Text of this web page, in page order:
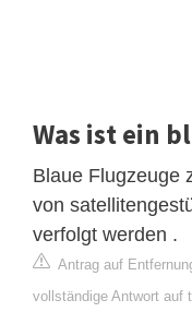
Was ist ein
Blaue Flugzeuge
von
verfolgt werden .
Antrag auf
vollständige Antwort auf